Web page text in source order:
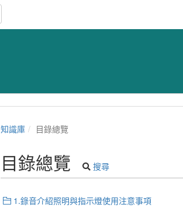
知識庫 目錄總覽
目錄總覽 搜尋
1.錄音介紹照明與指示燈使用注意事項